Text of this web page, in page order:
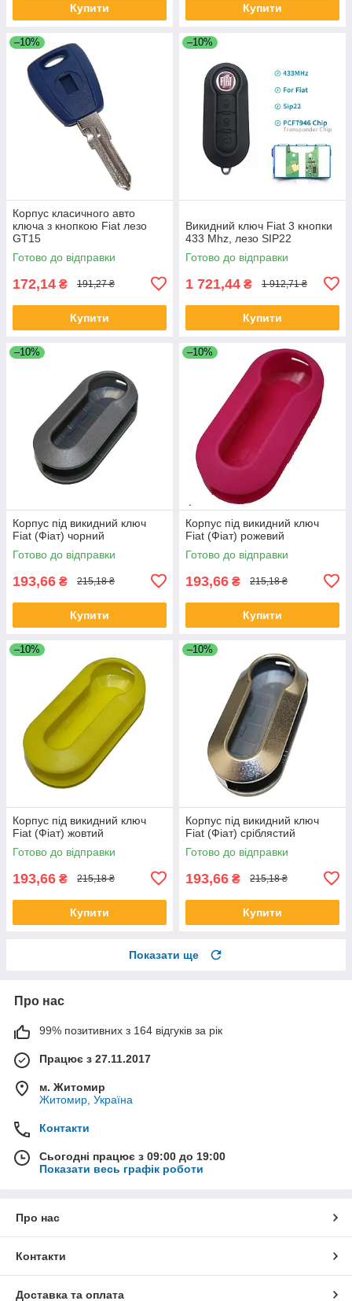
Купити Купити
–10%
Корпус класичного авто
ключа з кнопкою Fiat лезо
GT15
Готово до відправки
172,14 ₴ 191,27 ₴
Купити
–10%
Викидний ключ Fiat 3 кнопки
433 Mhz, лезо SIP22
Готово до відправки
1 721,44 ₴ 1 912,71 ₴
Купити
–10%
Корпус під викидний ключ
Fiat (Фіат) чорний
Готово до відправки
193,66 ₴ 215,18 ₴
Купити
–10%
Корпус під викидний ключ
Fiat (Фіат) рожевий
Готово до відправки
193,66 ₴ 215,18 ₴
Купити
–10%
Корпус під викидний ключ
Fiat (Фіат) жовтий
Готово до відправки
193,66 ₴ 215,18 ₴
Купити
–10%
Корпус під викидний ключ
Fiat (Фіат) сріблястий
Готово до відправки
193,66 ₴ 215,18 ₴
Купити
Показати ще
Про нас
99% позитивних з 164 відгуків за рік
Працює з 27.11.2017
м. Житомир
Житомир, Україна
Контакти
Сьогодні працює з 09:00 до 19:00
Показати весь графік роботи
Про нас
Контакти
Доставка та оплата